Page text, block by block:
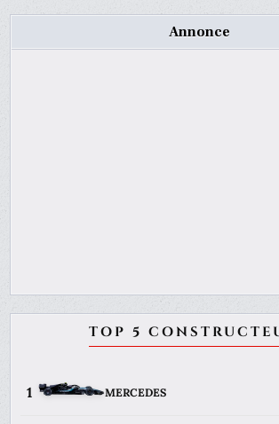
Annonce
TOP 5
1 MERCEDES